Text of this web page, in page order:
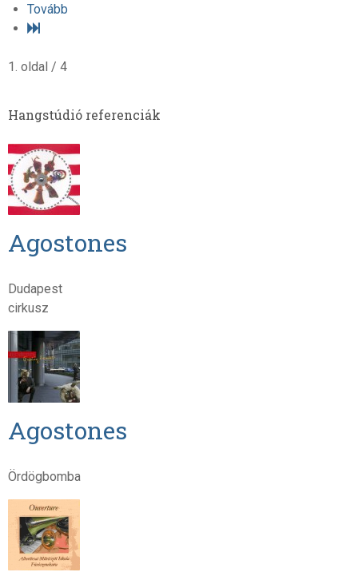
Tovább
1. oldal / 4
Hangstúdió referenciák
Agostones
Dudapest
cirkusz
Agostones
Ördögbomba